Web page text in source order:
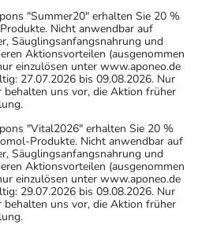
"Summer20" erhalten Sie 20 %
Nicht anwendbar auf
Säuglingsanfangsnahrung und
Aktionsvorteilen (ausgenommen
einzulösen unter www.aponeo.de
27.07.2026 bis 09.08.2026. Nur
uns vor, die Aktion früher
"Vital2026" erhalten Sie 20 %
Produkte. Nicht anwendbar auf
Säuglingsanfangsnahrung und
Aktionsvorteilen (ausgenommen
einzulösen unter www.aponeo.de
29.07.2026 bis 09.08.2026. Nur
uns vor, die Aktion früher